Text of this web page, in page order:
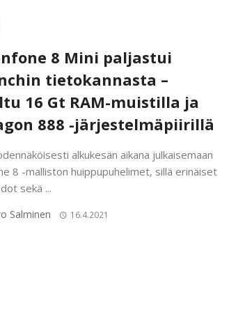
8 Mini paljastui
tietokannasta –
16 Gt RAM-muistilla ja
888 -järjestelmäpiirillä
alkukesän aikana julkaisemaan
8 -malliston huippupuhelimet, sillä erinäiset
sekä ...
Salminen 16.4.2021